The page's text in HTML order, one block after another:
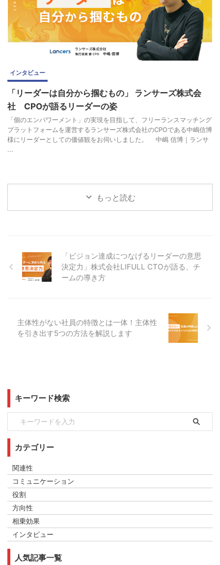
インタビュー
「リーダーは自分から掴むもの」 ランサーズ株式会
社 CPOが語るリーダーの姿
「個のエンパワーメント」の実現を目指して、フリーランスマッチング
プラットフォームを運営するランサーズ株式会社のCPOである中嶋信博
様にリーダーとしての価値観をお伺いしました。 中嶋 信博｜ランサ
...
もっと読む
「ビジョン達成につなげるリーダーの意思
決定力」株式会社LIFULL CTOが語る、チ
ームの導き方
主体性がない社員の特徴とは一体！主体性
を引き出す5つの方法を解説します
キーワード検索
カテゴリー
関連性
コミュニケーション
役割
方向性
相乗効果
インタビュー
人気記事一覧